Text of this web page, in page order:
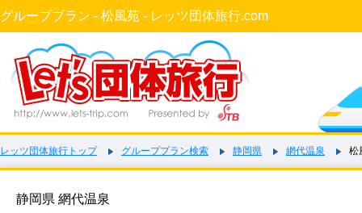
グループプラン - 松風苑 - レッツ団体旅行.com
レッツ団体旅行トップ グループプラン検索 静岡県 網代温泉 松
静岡県 網代温泉